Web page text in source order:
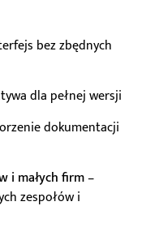
bez zbędnych
dla pełnej wersji
dokumentacji
i małych firm–
zespołów i